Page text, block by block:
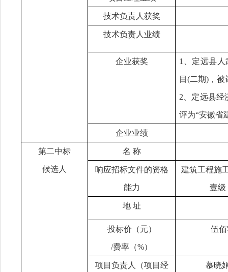
技术负责人获奖
技术负责人业绩
企业获奖 1、定远县
目(二期) ，
2、定远县经
评为“安徽省
企业业绩
第二中标
候选人
名 称
响应招标文件的资格
能力
建筑工程施
壹级
地 址
投标价（元）
/费率（%）
伍
项目负责人（项目经 慕晓